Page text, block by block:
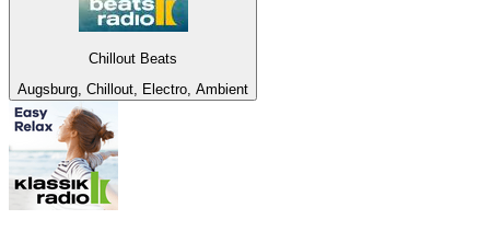
Chillout Beats
Augsburg, Chillout, Electro, Ambient